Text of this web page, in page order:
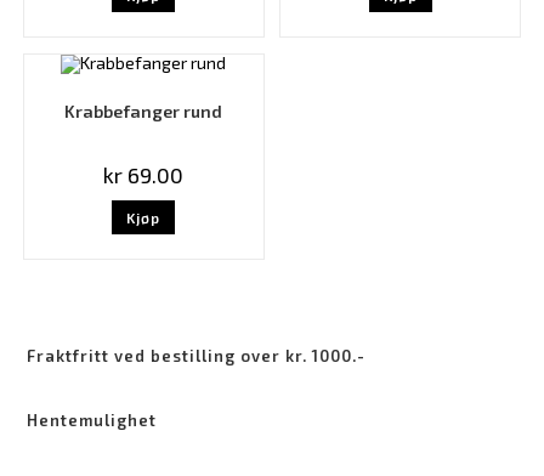
Krabbefanger rund
kr 69.00
Kjøp
Fraktfritt ved bestilling over kr. 1000.-
Hentemulighet